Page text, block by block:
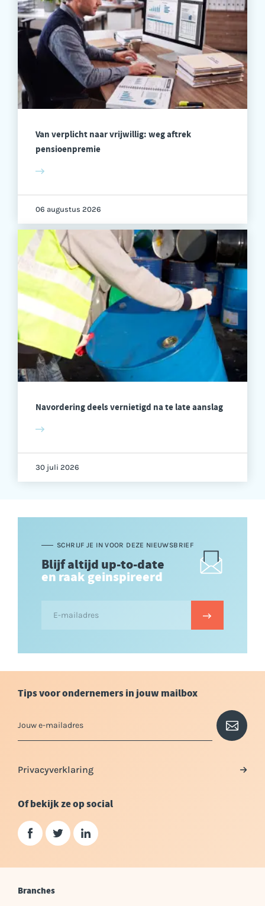
Van verplicht naar vrijwillig: weg aftrek
pensioenpremie
06 augustus 2026
Navordering deels vernietigd na te late aanslag
30 juli 2026
SCHRIJF JE IN VOOR DEZE NIEUWSBRIEF
Blijf altijd up-to-date
en raak geinspireerd
Tips voor ondernemers in jouw mailbox
Privacyverklaring
Of bekijk ze op social
Branches